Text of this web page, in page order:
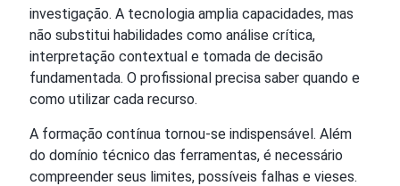
investigação. A tecnologia amplia capacidades, mas
não substitui habilidades como análise crítica,
interpretação contextual e tomada de decisão
fundamentada. O profissional precisa saber quando e
como utilizar cada recurso.
A formação contínua tornou-se indispensável. Além
do domínio técnico das ferramentas, é necessário
compreender seus limites, possíveis falhas e vieses.